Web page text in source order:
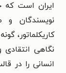
ایران است
نویسندگان و
کاریکلماتور،
نگاهی
انسانی را در